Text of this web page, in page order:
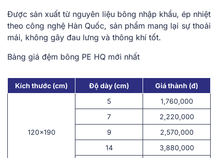
Được sản xuất từ nguyên liệu bông nhập khẩu, ép nhiệt
theo công nghệ Hàn Quốc, sản phẩm mang lại sự thoải
mái, không gây đau lưng và thông khí tốt.
Bảng giá đệm bông PE HQ mới nhất
Kích thước (cm) Độ dày (cm) Giá thành (đ)
120×190
5
1,760,000
7
2,220,000
9
2,570,000
14
3,880,000